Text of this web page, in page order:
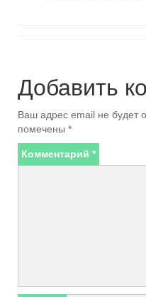
Добавить
Ваш адрес email не будет
помечены *
Комментарий *